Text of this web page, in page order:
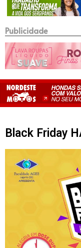
Publicidade
Black Friday